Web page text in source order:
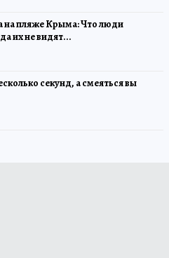
на пляже Крыма: Что люди
их не видят...
секунд, а смеяться вы